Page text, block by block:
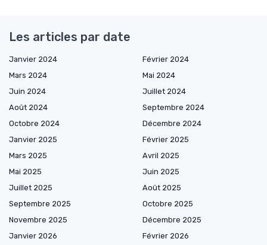
Les articles par date
Janvier 2024
Février 2024
Mars 2024
Mai 2024
Juin 2024
Juillet 2024
Août 2024
Septembre 2024
Octobre 2024
Décembre 2024
Janvier 2025
Février 2025
Mars 2025
Avril 2025
Mai 2025
Juin 2025
Juillet 2025
Août 2025
Septembre 2025
Octobre 2025
Novembre 2025
Décembre 2025
Janvier 2026
Février 2026